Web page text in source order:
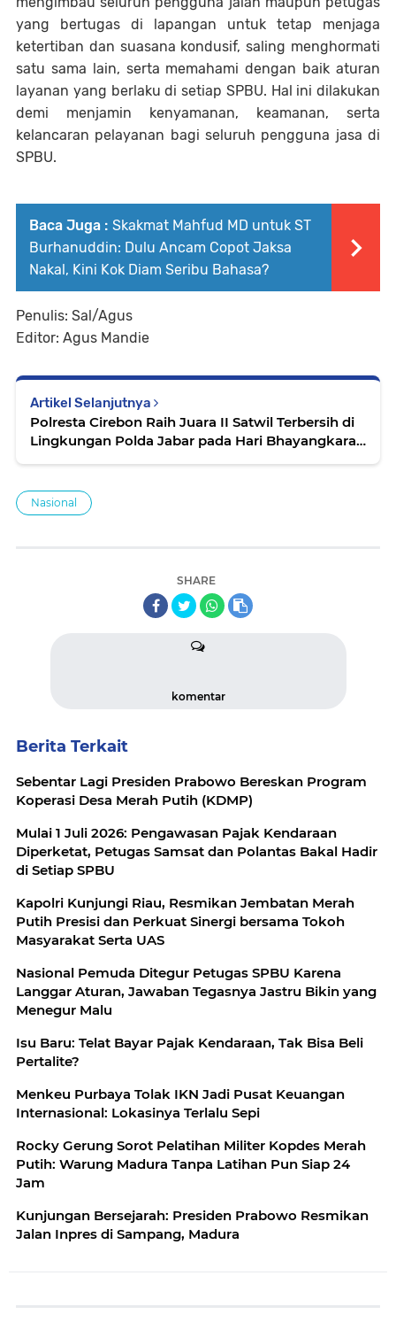
yang bertugas di lapangan untuk tetap menjaga
ketertiban dan suasana kondusif, saling menghormati
satu sama lain, serta memahami dengan baik aturan
layanan yang berlaku di setiap SPBU. Hal ini dilakukan
demi menjamin kenyamanan, keamanan, serta
kelancaran pelayanan bagi seluruh pengguna jasa di
SPBU.
Baca Juga : Skakmat Mahfud MD untuk ST
Burhanuddin: Dulu Ancam Copot Jaksa
Nakal, Kini Kok Diam Seribu Bahasa?
Penulis: Sal/Agus
Editor: Agus Mandie
Artikel Selanjutnya
Polresta Cirebon Raih Juara II Satwil Terbersih di
Lingkungan Polda Jabar pada Hari Bhayangkara
Nasional
SHARE
komentar
Berita Terkait
Sebentar Lagi Presiden Prabowo Bereskan Program
Koperasi Desa Merah Putih (KDMP)
Mulai 1 Juli 2026: Pengawasan Pajak Kendaraan
Diperketat, Petugas Samsat dan Polantas Bakal Hadir
di Setiap SPBU
Kapolri Kunjungi Riau, Resmikan Jembatan Merah
Putih Presisi dan Perkuat Sinergi bersama Tokoh
Masyarakat Serta UAS
Nasional Pemuda Ditegur Petugas SPBU Karena
Langgar Aturan, Jawaban Tegasnya Jastru Bikin yang
Menegur Malu
Isu Baru: Telat Bayar Pajak Kendaraan, Tak Bisa Beli
Pertalite?
Menkeu Purbaya Tolak IKN Jadi Pusat Keuangan
Internasional: Lokasinya Terlalu Sepi
Rocky Gerung Sorot Pelatihan Militer Kopdes Merah
Putih: Warung Madura Tanpa Latihan Pun Siap 24
Jam
Kunjungan Bersejarah: Presiden Prabowo Resmikan
Jalan Inpres di Sampang, Madura